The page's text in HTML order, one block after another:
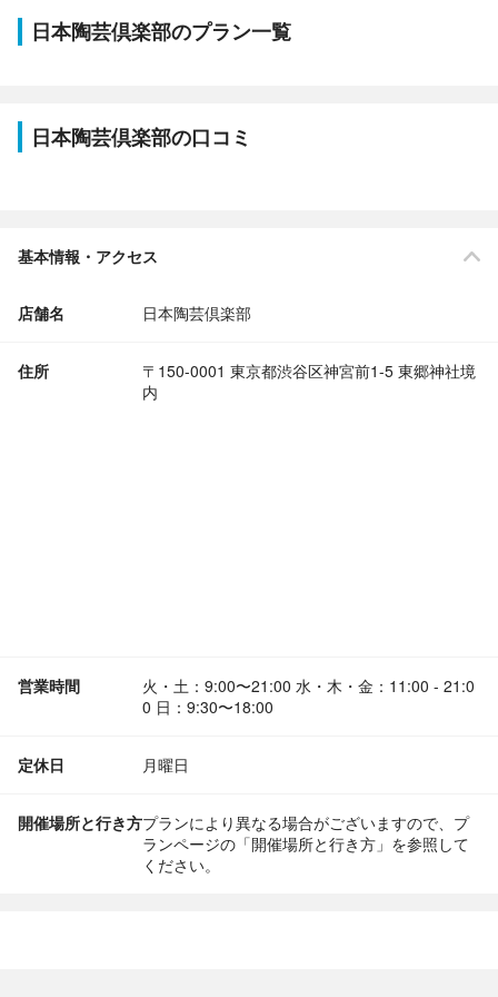
日本陶芸倶楽部のプラン一覧
日本陶芸倶楽部の口コミ
基本情報・アクセス
店舗名 日本陶芸倶楽部
住所
〒150-0001 東京都渋谷区神宮前1-5 東郷神社境
内
営業時間
火・土：9:00〜21:00 水・木・金：11:00 - 21:0
0 日：9:30〜18:00
定休日 月曜日
開催場所と行き方プランにより異なる場合がございますので、プ
ランページの「開催場所と行き方」を参照して
ください。